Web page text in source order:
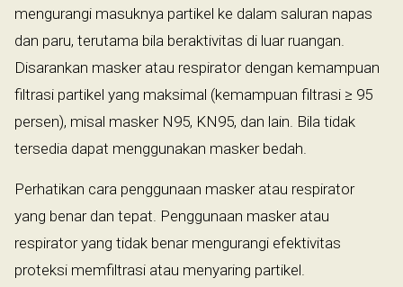
mengurangi masuknya partikel ke dalam saluran napas
dan paru, terutama bila beraktivitas di luar ruangan.
Disarankan masker atau respirator dengan kemampuan
filtrasi partikel yang maksimal (kemampuan filtrasi ≥ 95
persen), misal masker N95, KN95, dan lain. Bila tidak
tersedia dapat menggunakan masker bedah.
Perhatikan cara penggunaan masker atau respirator
yang benar dan tepat. Penggunaan masker atau
respirator yang tidak benar mengurangi efektivitas
proteksi memfiltrasi atau menyaring partikel.